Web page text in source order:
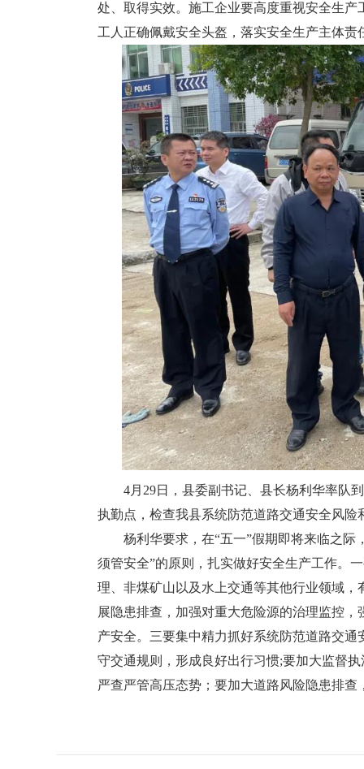
处、取得实效。施工企业要高度重视安全生
工人正确佩戴安全头盔，落实安全生产主体
4月29日，县委副书记、县长杨利华率队到
执勤点，检查我县系统防范道路交通安全风险
杨利华要求，在“五一”假期即将来临之际
须管安全”的原则，扎实做好安全生产工作。
理、非煤矿山以及水上交通等其他行业领域
展隐患排查，加强对重大危险源的治理监控
产安全。三要集中精力抓好系统防范道路交
守交通规则，形成良好出行习惯;要加大监督
严查严管高压态势；要加大道路风险隐患排